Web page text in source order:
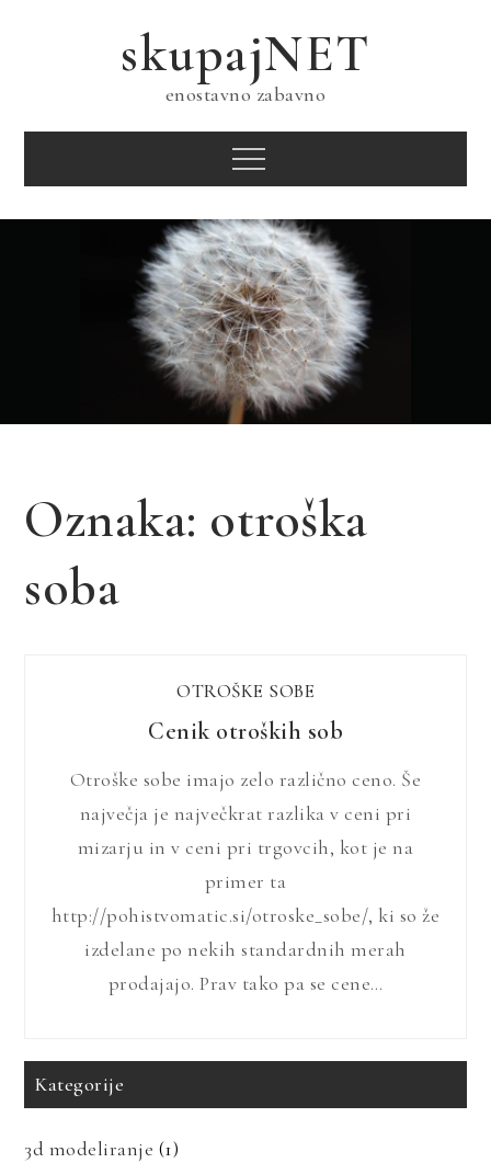
skupajNET
enostavno zabavno
Menu
Oznaka: otroška
soba
OTROŠKE SOBE
Cenik otroških sob
Otroške sobe imajo zelo različno ceno. Še
največja je največkrat razlika v ceni pri
mizarju in v ceni pri trgovcih, kot je na
primer ta
http://pohistvomatic.si/otroske_sobe/, ki so že
izdelane po nekih standardnih merah
prodajajo. Prav tako pa se cene…
Kategorije
3d modeliranje (1)